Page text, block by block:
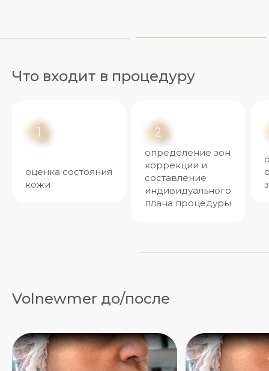
Что входит в процедуру
1
оценка состояния
кожи
2
определение зон
коррекции и
составление
индивидуального
плана процедуры
Volnewmer до/после